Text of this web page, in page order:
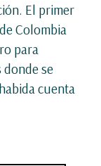
El primer
Colombia
para
donde se
cuenta